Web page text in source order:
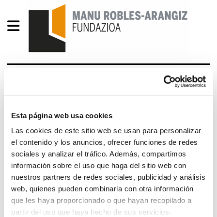
Esta página web usa cookies
Las cookies de este sitio web se usan para personalizar
el contenido y los anuncios, ofrecer funciones de redes
sociales y analizar el tráfico. Además, compartimos
información sobre el uso que haga del sitio web con
nuestros partners de redes sociales, publicidad y análisis
web, quienes pueden combinarla con otra información
que les haya proporcionado o que hayan recopilado a
partir del uso que haya hecho de sus servicios.
No cabe otra opción que
organizar, sindicalizar los
centros de trabajo
2013/10/22
El secretario general de ELA, Adolfo Muñoz "Txiki",
ha sido entrevistado esta mañana en Radio
Popular de Bilbao. Muñoz se ha referido a la
necesidad de organizar a los trabajadores y